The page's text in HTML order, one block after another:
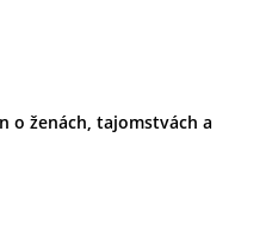
a doprava
o ženách, tajomstvách a